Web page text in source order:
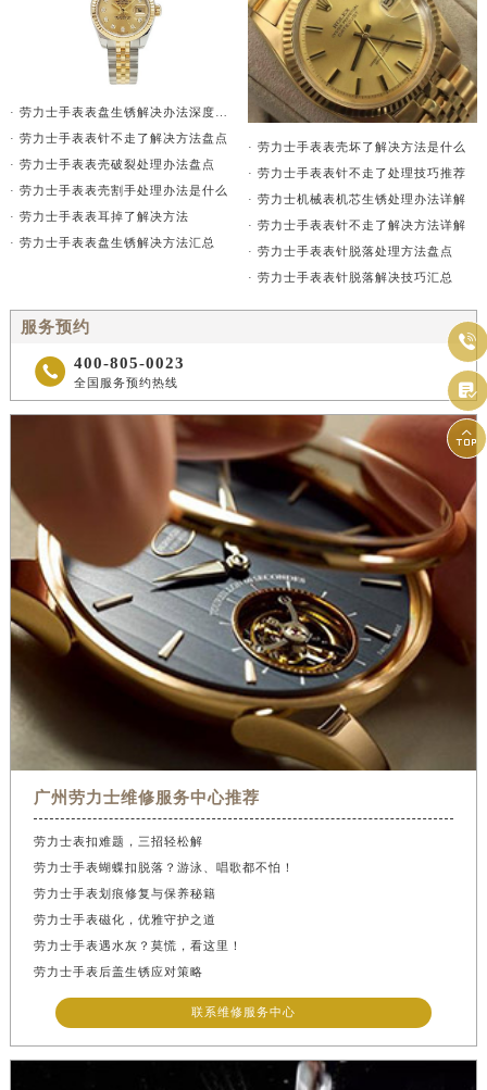
· 劳力士手表表针不走了解决方法盘点
· 劳力士手表表壳破裂处理办法盘点
· 劳力士手表表壳割手处理办法是什么
· 劳力士手表表耳掉了解决方法
· 劳力士手表表盘生锈解决方法汇总
· 劳力士手表表壳坏了解决方法是什么
· 劳力士手表表针不走了处理技巧推荐
· 劳力士机械表机芯生锈处理办法详解
· 劳力士手表表针不走了解决方法详解
· 劳力士手表表针脱落处理方法盘点
· 劳力士手表表针脱落解决技巧汇总
服务预约
 400-805-0023
全国服务预约热线
广州劳力士维修服务中心推荐
劳力士表扣难题，三招轻松解
劳力士手表蝴蝶扣脱落？游泳、唱歌都不怕！
劳力士手表划痕修复与保养秘籍
劳力士手表磁化，优雅守护之道
劳力士手表遇水灰？莫慌，看这里！
劳力士手表后盖生锈应对策略
联系维修服务中心


